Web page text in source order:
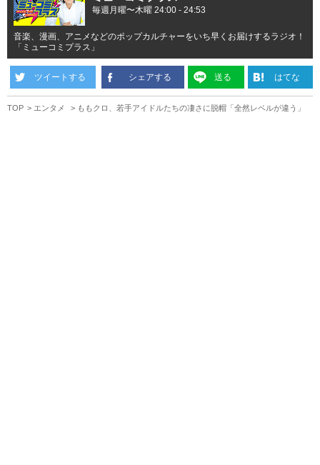
毎週月曜〜木曜 24:00 - 24:53
音楽、漫画、アニメなどのポップカルチャーをいち早くお届けするラジオ！
「ミューコミプラス」
ツイートする シェアする 送る はてな
TOP エンタメ ももクロ、若手アイドルたちの凄さに脱帽「全然レベルが違う」